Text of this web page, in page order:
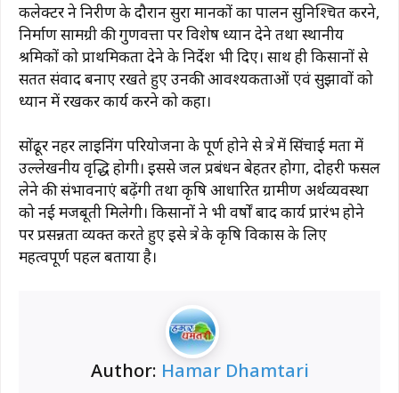
कलेक्टर ने निरीक्षण के दौरान सुरक्षा मानकों का पालन सुनिश्चित करने,
निर्माण सामग्री की गुणवत्ता पर विशेष ध्यान देने तथा स्थानीय
श्रमिकों को प्राथमिकता देने के निर्देश भी दिए। साथ ही किसानों से
सतत संवाद बनाए रखते हुए उनकी आवश्यकताओं एवं सुझावों को
ध्यान में रखकर कार्य करने को कहा।
सोंढूर नहर लाइनिंग परियोजना के पूर्ण होने से क्षेत्र में सिंचाई क्षमता में
उल्लेखनीय वृद्धि होगी। इससे जल प्रबंधन बेहतर होगा, दोहरी फसल
लेने की संभावनाएं बढ़ेंगी तथा कृषि आधारित ग्रामीण अर्थव्यवस्था
को नई मजबूती मिलेगी। किसानों ने भी वर्षों बाद कार्य प्रारंभ होने
पर प्रसन्नता व्यक्त करते हुए इसे क्षेत्र के कृषि विकास के लिए
महत्वपूर्ण पहल बताया है।
Author: Hamar Dhamtari